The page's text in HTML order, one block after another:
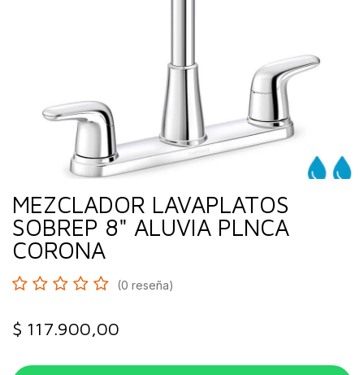
MEZCLADOR LAVAPLATOS
SOBREP 8" ALUVIA PLNCA
CORONA
(0 reseña)
$ 117.900,00